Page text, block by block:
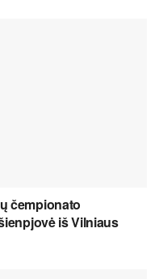
čempionato
iš Vilniaus